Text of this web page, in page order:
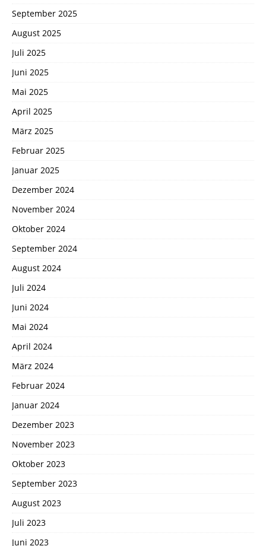
September 2025
August 2025
Juli 2025
Juni 2025
Mai 2025
April 2025
März 2025
Februar 2025
Januar 2025
Dezember 2024
November 2024
Oktober 2024
September 2024
August 2024
Juli 2024
Juni 2024
Mai 2024
April 2024
März 2024
Februar 2024
Januar 2024
Dezember 2023
November 2023
Oktober 2023
September 2023
August 2023
Juli 2023
Juni 2023